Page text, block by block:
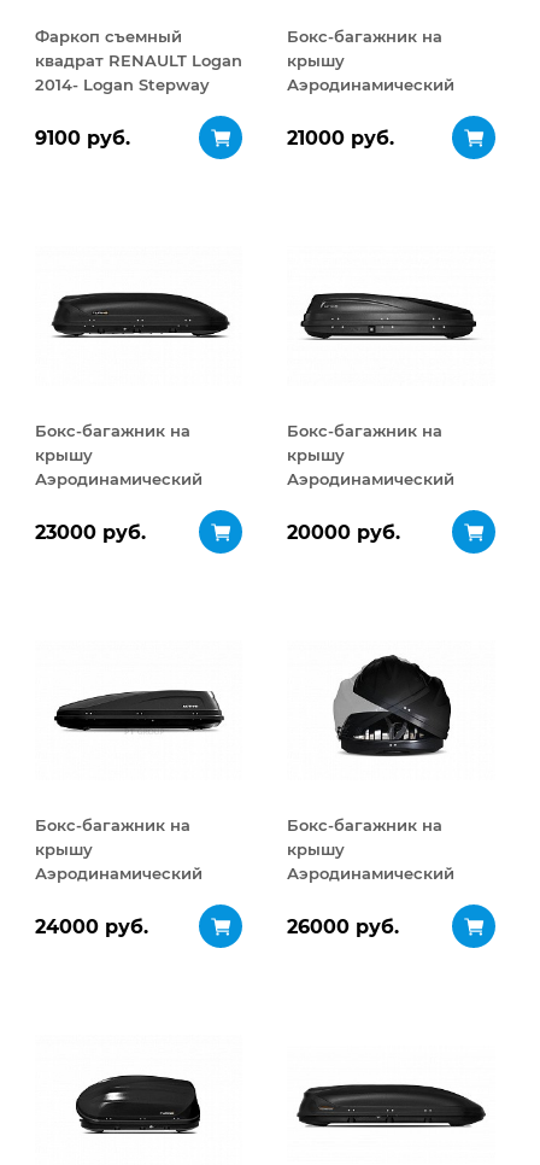
Фаркоп съемный
квадрат RENAULT Logan
2014- Logan Stepway
9100 руб.
Бокс-багажник на
крышу
Аэродинамический
21000 руб.
Бокс-багажник на
крышу
Аэродинамический
ДВУСТОРОННЕЕ
23000 руб.
Бокс-багажник на
крышу
Аэродинамический
ДВУСТОРОННЕЕ
20000 руб.
Бокс-багажник на
крышу
Аэродинамический
ДВУСТОРОННЕЕ
24000 руб.
Бокс-багажник на
крышу
Аэродинамический
ДВУСТОРОННЕЕ
26000 руб.